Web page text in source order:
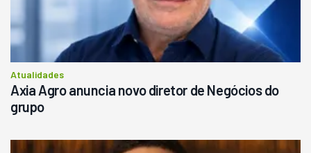
Atualidades
Axia Agro anuncia novo diretor de Negócios do
grupo